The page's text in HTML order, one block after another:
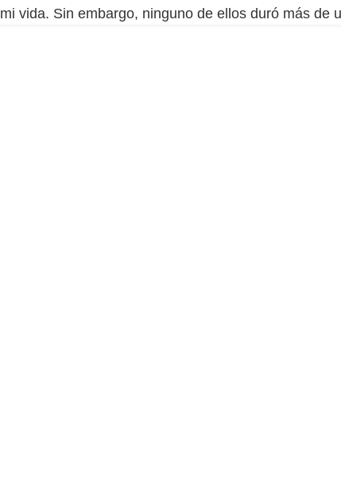
mi vida. Sin embargo, ninguno de ellos duró más de